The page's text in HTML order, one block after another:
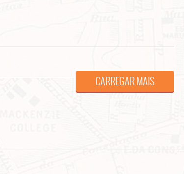
CARREGAR MAIS
Clique no botão abaixo para receber notícias sobre o centro de São Paulo no seu